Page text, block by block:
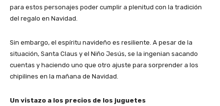
para estos personajes poder cumplir a plenitud con la tradición
del regalo en Navidad.
Sin embargo, el espíritu navideño es resiliente. A pesar de la
situación, Santa Claus y el Niño Jesús, se la ingenian sacando
cuentas y haciendo uno que otro ajuste para sorprender a los
chipilines en la mañana de Navidad.
Un vistazo a los precios de los juguetes